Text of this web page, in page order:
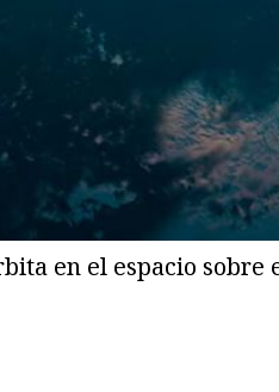
en el espacio sobre